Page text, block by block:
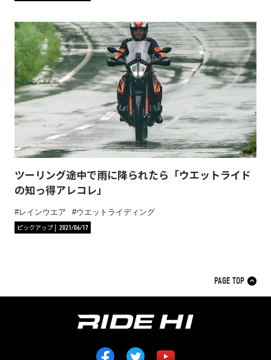
ツーリング途中で雨に降られたら「ウエットライド
の知っ得アレコレ」
レインウエア
ウエットライディング
ピックアップ
2021/06/17
PAGE TOP